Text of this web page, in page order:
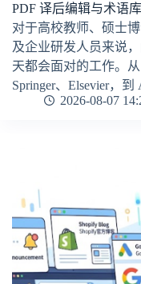
PDF 译后编辑与术语
对于高校教师、硕士
及企业研发人员来说
天都会面对的工作。从
Springer、Elsevier，
2026-08-07